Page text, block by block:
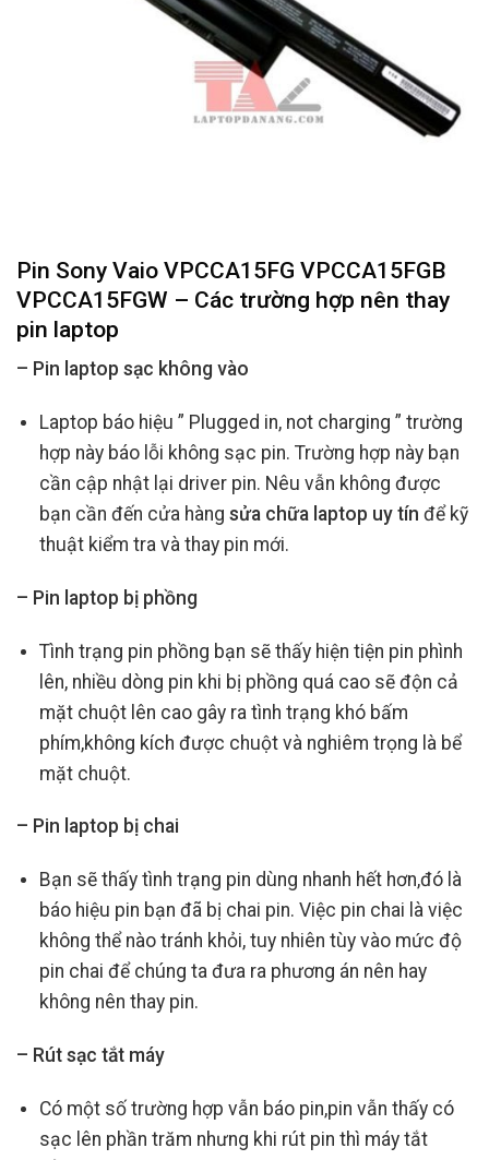
Pin Sony Vaio VPCCA15FG VPCCA15FGB
VPCCA15FGW – Các trường hợp nên thay
pin laptop
– Pin laptop sạc không vào
Laptop báo hiệu ” Plugged in, not charging ” trường
hợp này báo lỗi không sạc pin. Trường hợp này bạn
cần cập nhật lại driver pin. Nêu vẫn không được
bạn cần đến cửa hàng sửa chữa laptop uy tín để kỹ
thuật kiểm tra và thay pin mới.
– Pin laptop bị phồng
Tình trạng pin phồng bạn sẽ thấy hiện tiện pin phình
lên, nhiều dòng pin khi bị phồng quá cao sẽ độn cả
mặt chuột lên cao gây ra tình trạng khó bấm
phím,không kích được chuột và nghiêm trọng là bể
mặt chuột.
– Pin laptop bị chai
Bạn sẽ thấy tình trạng pin dùng nhanh hết hơn,đó là
báo hiệu pin bạn đã bị chai pin. Việc pin chai là việc
không thể nào tránh khỏi, tuy nhiên tùy vào mức độ
pin chai để chúng ta đưa ra phương án nên hay
không nên thay pin.
– Rút sạc tắt máy
Có một số trường hợp vẫn báo pin,pin vẫn thấy có
sạc lên phần trăm nhưng khi rút pin thì máy tắt